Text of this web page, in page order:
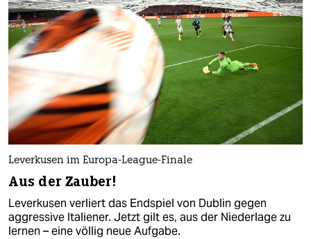
Leverkusen im Europa-League-Finale
Aus der Zauber!
Leverkusen verliert das Endspiel von Dublin gegen
aggressive Italiener. Jetzt gilt es, aus der Niederlage zu
lernen – eine völlig neue Aufgabe.